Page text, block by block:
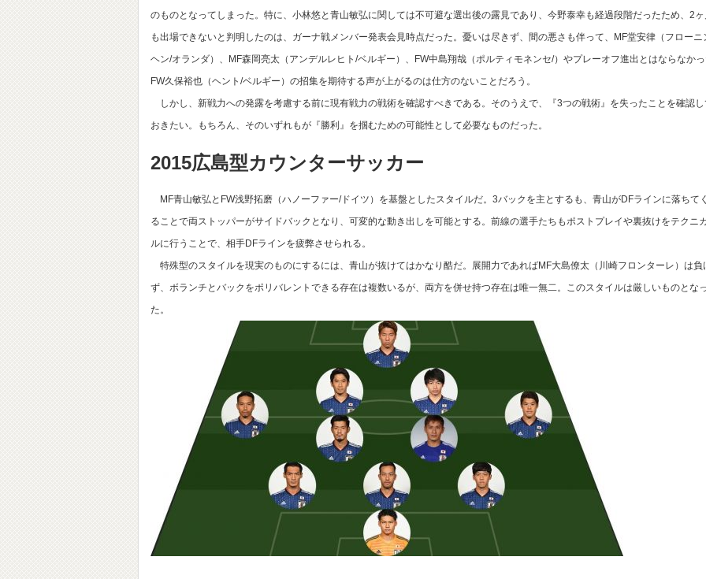
のものとなってしまった。特に、小林悠と青山敏弘に関しては不可避な選出後の露見であり、今野泰幸も経過段階だったため、2
も出場できないと判明したのは、ガーナ戦メンバー発表会見時点だった。憂いは尽きず、間の悪さも伴って、MF堂安律（フローニ
ヘン/オランダ）、MF森岡亮太（アンデルレヒト/ベルギー）、FW中島翔哉（ポルティモネンセ/）やプレーオフ進出とはならなか
FW久保裕也（ヘント/ベルギー）の招集を期待する声が上がるのは仕方のないことだろう。
しかし、新戦力への発露を考慮する前に現有戦力の戦術を確認すべきである。そのうえで、『3つの戦術』を失ったことを確認
おきたい。もちろん、そのいずれもが『勝利』を掴むための可能性として必要なものだった。
2015広島型カウンターサッカー
MF青山敏弘とFW浅野拓磨（ハノーファー/ドイツ）を基盤としたスタイルだ。3バックを主とするも、青山がDFラインに落ちて
ることで両ストッパーがサイドバックとなり、可変的な動き出しを可能とする。前線の選手たちもポストプレイや裏抜けをテクニ
ルに行うことで、相手DFラインを疲弊させられる。
特殊型のスタイルを現実のものにするには、青山が抜けてはかなり酷だ。展開力であればMF大島僚太（川崎フロンターレ）は負
ず、ボランチとバックをポリバレントできる存在は複数いるが、両方を併せ持つ存在は唯一無二。このスタイルは厳しいものとな
た。